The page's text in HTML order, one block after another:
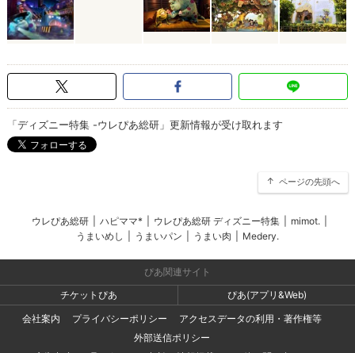
「ディズニー特集 -ウレぴあ総研」更新情報が受け取れます
ページの先頭へ
ウレぴあ総研 ハピママ* ウレぴあ総研 ディズニー特集 mimot.
うまいめし
うまいパン うまい肉 Medery.
ぴあ関連サイト
チケットぴあ
ぴあ(アプリ&Web)
会社案内
プライバシーポリシー
アクセスデータの利用・著作権等
外部送信ポリシー